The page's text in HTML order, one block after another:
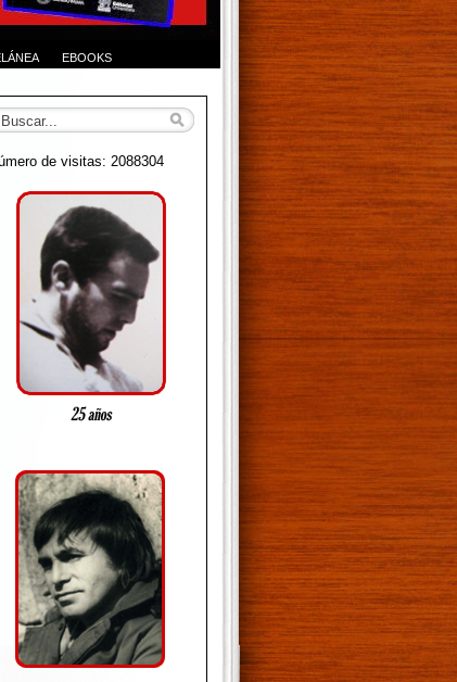
EBOOKS
de visitas: 2088304